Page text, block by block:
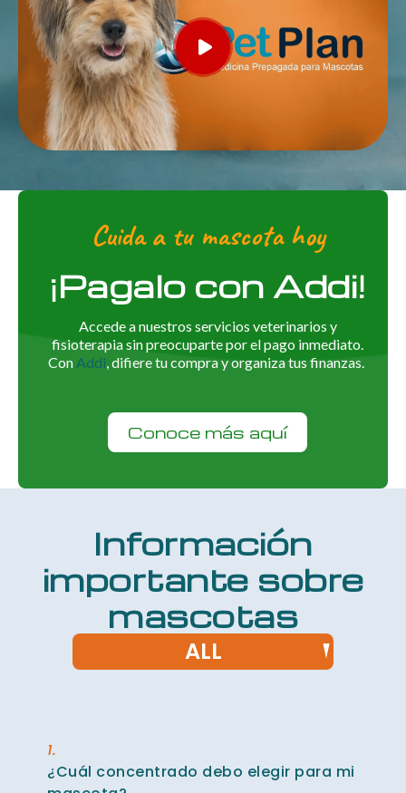
Cuida a tu mascota hoy
¡Pagalo con Addi!
Accede a nuestros servicios veterinarios y
fisioterapia sin preocuparte por el pago inmediato.
Con Addi, difiere tu compra y organiza tus finanzas.
Conoce más aquí
Información
importante sobre
mascotas
ALL
1.
¿Cuál concentrado debo elegir para mi